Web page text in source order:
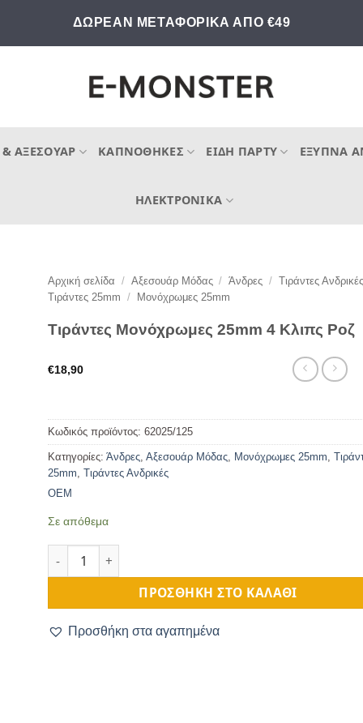
ΔΩΡΕΑΝ ΜΕΤΑΦΟΡΙΚΑ ΑΠΟ €49
ΑΞΕΣΟΥΆΡ ΚΑΠΝΟΘΉΚΕΣ ΕΊΔΗ ΠΆΡΤΥ ΈΞΥΠΝΑ
ΗΛΕΚΤΡΟΝΙΚΆ
Αρχική σελίδα / Αξεσουάρ Μόδας / Άνδρες / Τιράντες Ανδρικές
Τιράντες 25mm / Μονόχρωμες 25mm
Τιράντες Μονόχρωμες 25mm 4 Κλιπς Ροζ
€18,90
Κωδικός προϊόντος: 62025/125
Κατηγορίες: Άνδρες, Αξεσουάρ Μόδας, Μονόχρωμες 25mm,
25mm, Τιράντες Ανδρικές
OEM
Σε απόθεμα
ΠΡΟΣΘΉΚΗ ΣΤΟ ΚΑΛΆΘΙ
Προσθήκη στα αγαπημένα